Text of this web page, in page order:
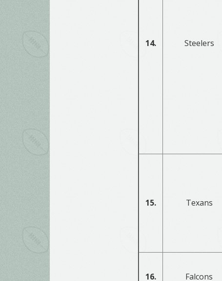
14. Steelers
15. Texans
16. Falcons